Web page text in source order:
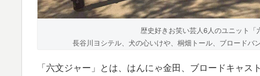
歴史好きお笑い芸人6人のユニット「
長谷川ヨシテル、犬の心いけや、桐畑トール、ブロードバ
「六文ジャー」とは、はんにゃ金田、ブロードキャス